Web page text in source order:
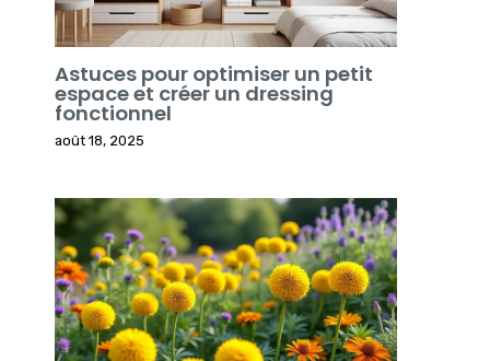
Astuces pour optimiser un petit
espace et créer un dressing
fonctionnel
août 18, 2025